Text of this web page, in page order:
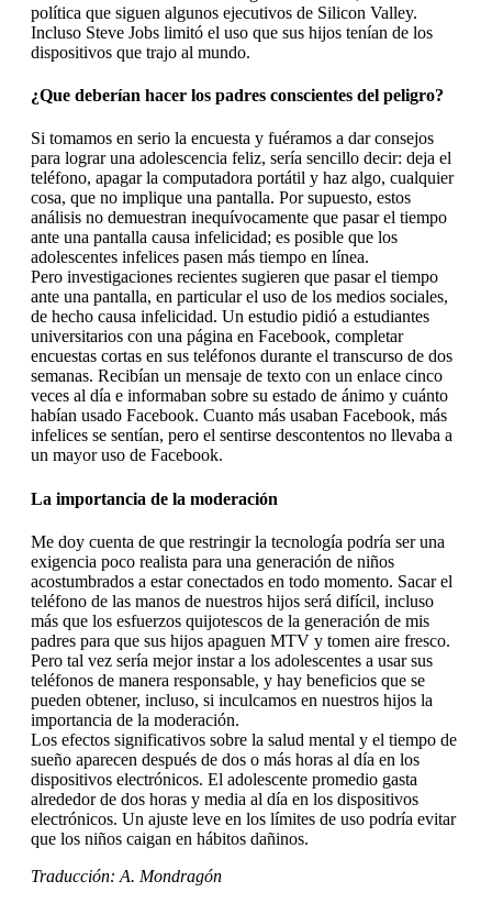
política que siguen algunos ejecutivos de Silicon Valley.
Incluso Steve Jobs limitó el uso que sus hijos tenían de los
dispositivos que trajo al mundo.
¿Que deberían hacer los padres conscientes del peligro?
Si tomamos en serio la encuesta y fuéramos a dar consejos
para lograr una adolescencia feliz, sería sencillo decir: deja el
teléfono, apagar la computadora portátil y haz algo, cualquier
cosa, que no implique una pantalla. Por supuesto, estos
análisis no demuestran inequívocamente que pasar el tiempo
ante una pantalla causa infelicidad; es posible que los
adolescentes infelices pasen más tiempo en línea.
Pero investigaciones recientes sugieren que pasar el tiempo
ante una pantalla, en particular el uso de los medios sociales,
de hecho causa infelicidad. Un estudio pidió a estudiantes
universitarios con una página en Facebook, completar
encuestas cortas en sus teléfonos durante el transcurso de dos
semanas. Recibían un mensaje de texto con un enlace cinco
veces al día e informaban sobre su estado de ánimo y cuánto
habían usado Facebook. Cuanto más usaban Facebook, más
infelices se sentían, pero el sentirse descontentos no llevaba a
un mayor uso de Facebook.
La importancia de la moderación
Me doy cuenta de que restringir la tecnología podría ser una
exigencia poco realista para una generación de niños
acostumbrados a estar conectados en todo momento. Sacar el
teléfono de las manos de nuestros hijos será difícil, incluso
más que los esfuerzos quijotescos de la generación de mis
padres para que sus hijos apaguen MTV y tomen aire fresco.
Pero tal vez sería mejor instar a los adolescentes a usar sus
teléfonos de manera responsable, y hay beneficios que se
pueden obtener, incluso, si inculcamos en nuestros hijos la
importancia de la moderación.
Los efectos significativos sobre la salud mental y el tiempo de
sueño aparecen después de dos o más horas al día en los
dispositivos electrónicos. El adolescente promedio gasta
alrededor de dos horas y media al día en los dispositivos
electrónicos. Un ajuste leve en los límites de uso podría evitar
que los niños caigan en hábitos dañinos.
Traducción: A. Mondragón